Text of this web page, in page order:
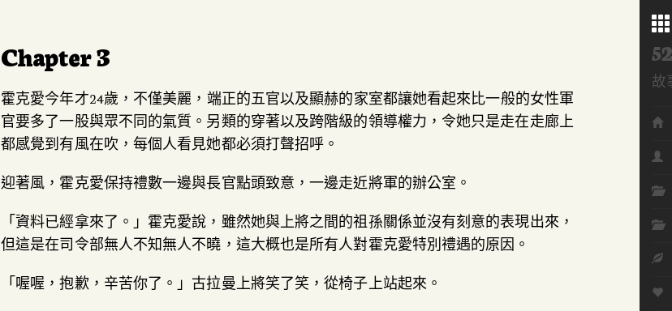
故
Chapter 3
霍克愛今年才24歲，不僅美麗，端正的五官以及顯赫的家室都讓她看起來比一般的女性軍
官要多了一股與眾不同的氣質。另類的穿著以及跨階級的領導權力，令她只是走在走廊上
都感覺到有風在吹，每個人看見她都必須打聲招呼。
迎著風，霍克愛保持禮數一邊與長官點頭致意，一邊走近將軍的辦公室。
「資料已經拿來了。」霍克愛說，雖然她與上將之間的祖孫關係並沒有刻意的表現出來，
但這是在司令部無人不知無人不曉，這大概也是所有人對霍克愛特別禮遇的原因。
「喔喔，抱歉，辛苦你了。」古拉曼上將笑了笑，從椅子上站起來。